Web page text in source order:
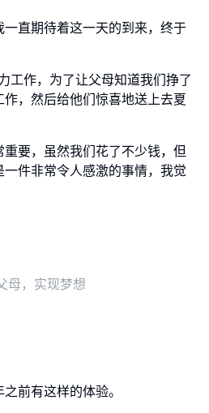
直期待着这一天的到来，终于
工作，为了让父母知道我们挣了
，然后给他们惊喜地送上去夏
要，虽然我们花了不少钱，但
件非常令人感激的事情，我觉
母，实现梦想
前有这样的体验。